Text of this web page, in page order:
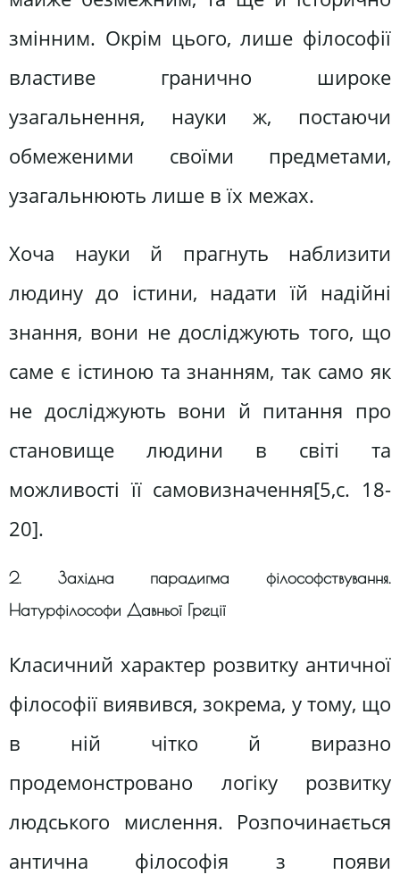
змінним. Окрім цього, лише філософії
властиве гранично широке
узагальнення, науки ж, постаючи
обмеженими своїми предметами,
узагальнюють лише в їх межах.
Хоча науки й прагнуть наблизити
людину до істини, надати їй надійні
знання, вони не досліджують того, що
саме є істиною та знанням, так само як
не досліджують вони й питання про
становище людини в світі та
можливості її самовизначення[5,c. 18-
20].
2. Західна парадигма філософствування.
Натурфілософи Давньої Греції
Класичний характер розвитку античної
філософії виявився, зокрема, у тому, що
в ній чітко й виразно
продемонстровано логіку розвитку
людського мислення. Розпочинається
антична філософія з появи